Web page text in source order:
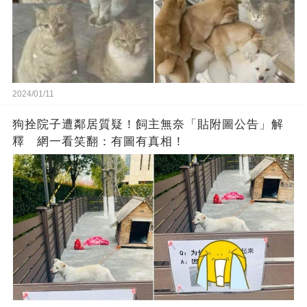
2024/01/11
狗拴院子遭鄰居質疑！飼主無奈「貼附圖公告」解
釋 網一看笑翻：有圖有真相！